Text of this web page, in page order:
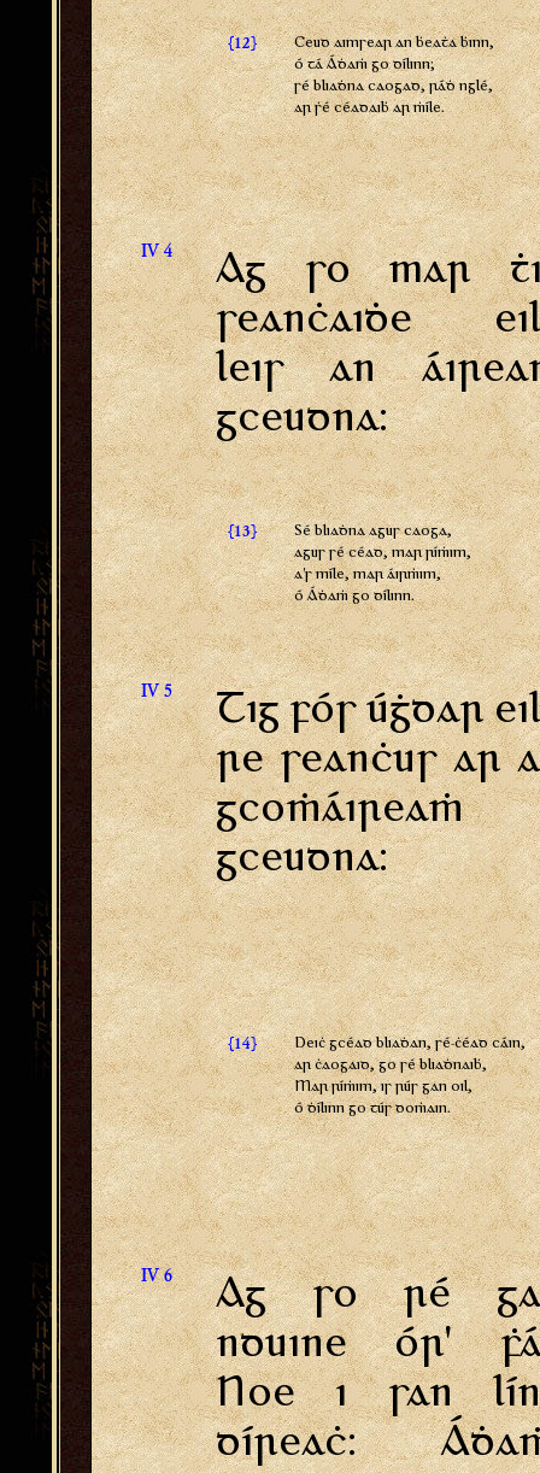
{12}
Ceud aimsear an ḃeaṫa ḃinn,
ó tá Áḋaṁ go dílinn;
sé bliaḋna caogad, ráḋ nglé,
ar ṡé céadaiḃ ar ṁíle.
IV 4
Ag so mar
seanċaiḋe
leis an
gceudna:
{13}
Sé bliaḋna agus caoga,
agus sé céad, mar ríṁim,
a's míle, mar áirṁim,
ó Áḋaṁ go dílinn.
IV 5
Tig fós úġdar
re seanċus ar
gcoṁáireaṁ
gceudna:
{14}
Deiċ gcéad bliaḋan, sé-ċéad cáin,
ar ċaogaid, go sé bliaḋnaiḃ,
Mar ríṁim, is rús gan oil,
ó ḋílinn go tús doṁain.
IV 6
Ag so ré
nduine ór'
Noe i san
díreaċ: